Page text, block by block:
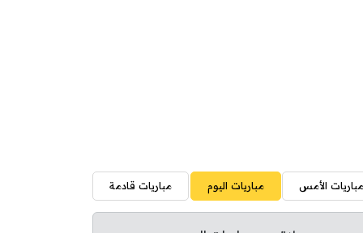
مباريات الأمس مباريات اليوم مباريات قادمة